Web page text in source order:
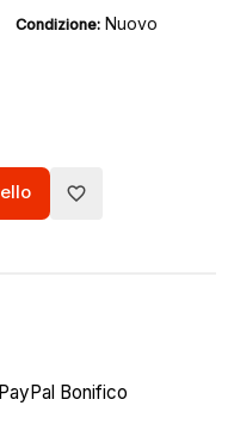
Condizione: Nuovo
favorite_border
Bonifico